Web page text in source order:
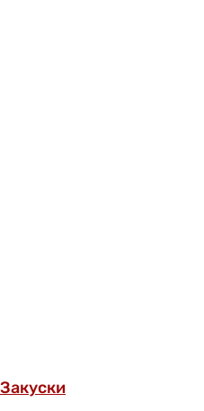
Закуски